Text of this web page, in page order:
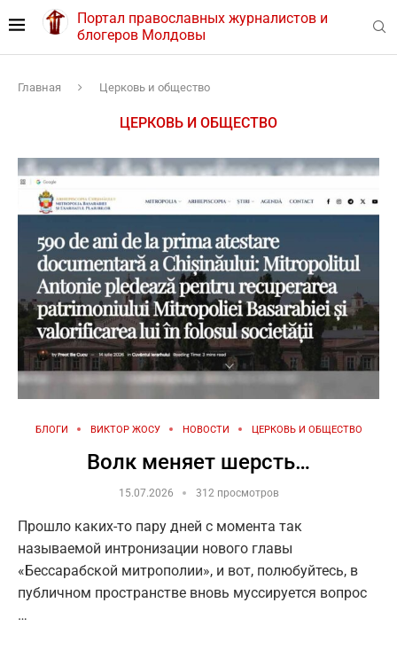
Портал православных журналистов и
блогеров Молдовы
Главная Церковь и общество
ЦЕРКОВЬ И ОБЩЕСТВО
БЛОГИ ВИКТОР ЖОСУ НОВОСТИ ЦЕРКОВЬ И ОБЩЕСТВО
Волк меняет шерсть…
15.07.2026 312 просмотров
Прошло каких-то пару дней с момента так
называемой интронизации нового главы
«Бессарабской митрополии», и вот, полюбуйтесь, в
публичном пространстве вновь муссируется вопрос
…